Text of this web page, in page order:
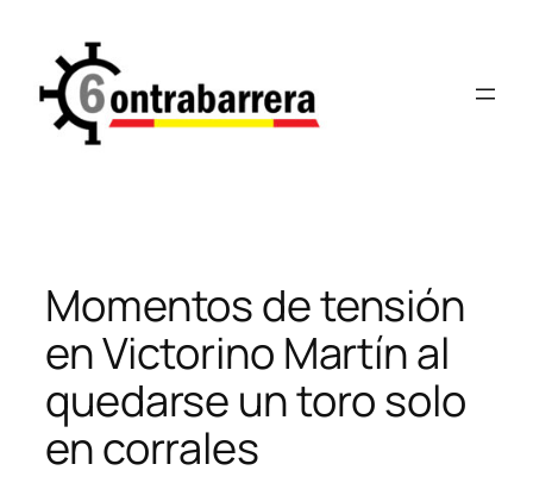
contenido
Momentos de tensión
en Victorino Martín al
quedarse un toro solo
en corrales